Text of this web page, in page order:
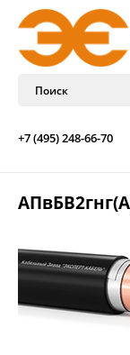
+7 (495) 248-66-70